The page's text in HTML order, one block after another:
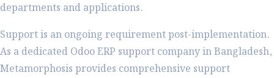
departments and applications.
Support is an ongoing requirement post-implementation.
As a dedicated Odoo ERP support company in Bangladesh,
Metamorphosis provides comprehensive support